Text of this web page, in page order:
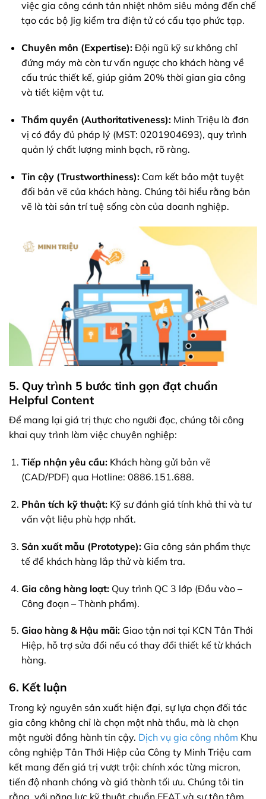
việc gia công cánh tản nhiệt nhôm siêu mỏng đến chế
tạo các bộ Jig kiểm tra điện tử có cấu tạo phức tạp.
Chuyên môn (Expertise):Đội ngũ kỹ sư không chỉ
đứng máy mà còn tư vấn ngược cho khách hàng về
cấu trúc thiết kế, giúp giảm 20% thời gian gia công
và tiết kiệm vật tư.
Thẩm quyền (Authoritativeness):Minh Triệu là đơn
vị có đầy đủ pháp lý (MST: 0201904693), quy trình
quản lý chất lượng minh bạch, rõ ràng.
Tin cậy (Trustworthiness):Cam kết bảo mật tuyệt
đối bản vẽ của khách hàng. Chúng tôi hiểu rằng bản
vẽ là tài sản trí tuệ sống còn của doanh nghiệp.
5. Quy trình 5 bước tinh gọn đạt chuẩn
Helpful Content
Để mang lại giá trị thực cho người đọc, chúng tôi công
khai quy trình làm việc chuyên nghiệp:
Tiếp nhận yêu cầu:Khách hàng gửi bản vẽ
(CAD/PDF) qua Hotline: 0886.151.688.
Phân tích kỹ thuật:Kỹ sư đánh giá tính khả thi và tư
vấn vật liệu phù hợp nhất.
Sản xuất mẫu (Prototype):Gia công sản phẩm thực
tế để khách hàng lắp thử và kiểm tra.
Gia công hàng loạt:Quy trình QC 3 lớp (Đầu vào –
Công đoạn – Thành phẩm).
Giao hàng & Hậu mãi:Giao tận nơi tại KCN Tân Thới
Hiệp, hỗ trợ sửa đổi nếu có thay đổi thiết kế từ khách
hàng.
6. Kết luận
Trong kỷ nguyên sản xuất hiện đại, sự lựa chọn đối tác
gia công không chỉ là chọn một nhà thầu, mà là chọn
một người đồng hành tin cậy. Dịch vụ gia công nhôm Khu
công nghiệp Tân Thới Hiệp của Công ty Minh Triệu cam
kết mang đến giá trị vượt trội: chính xác từng micron,
tiến độ nhanh chóng và giá thành tối ưu. Chúng tôi tin
rằng, với năng lực kỹ thuật chuẩn EEAT và sự tận tâm